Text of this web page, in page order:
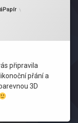
připravila
přání a
3D